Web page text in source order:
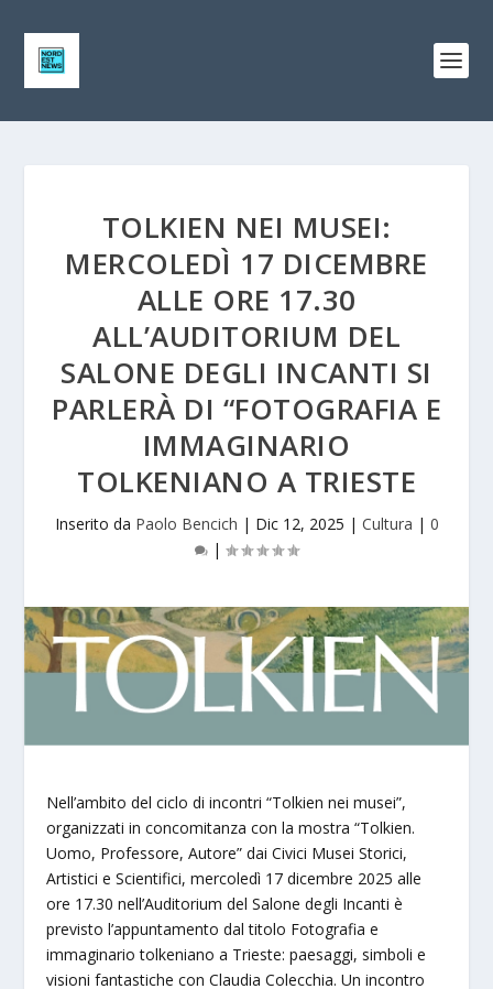
TOLKIEN NEI MUSEI:
MERCOLEDÌ 17 DICEMBRE
ALLE ORE 17.30
ALL’AUDITORIUM DEL
SALONE DEGLI INCANTI SI
PARLERÀ DI “FOTOGRAFIA E
IMMAGINARIO
TOLKENIANO A TRIESTE
Inserito da Paolo Bencich | Dic 12, 2025 | Cultura | 0
|
Nell’ambito del ciclo di incontri “Tolkien nei musei”,
organizzati in concomitanza con la mostra “Tolkien.
Uomo, Professore, Autore” dai Civici Musei Storici,
Artistici e Scientifici, mercoledì 17 dicembre 2025 alle
ore 17.30 nell’Auditorium del Salone degli Incanti è
previsto l’appuntamento dal titolo Fotografia e
immaginario tolkeniano a Trieste: paesaggi, simboli e
visioni fantastiche con Claudia Colecchia. Un incontro